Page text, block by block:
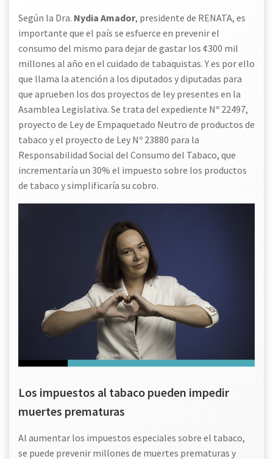
Según la Dra. Nydia Amador, presidente de RENATA, es
importante que el país se esfuerce en prevenir el
consumo del mismo para dejar de gastar los ¢300 mil
millones al año en el cuidado de tabaquistas. Y es por ello
que llama la atención a los diputados y diputadas para
que aprueben los dos proyectos de ley presentes en la
Asamblea Legislativa. Se trata del expediente Nº 22497,
proyecto de Ley de Empaquetado Neutro de productos de
tabaco y el proyecto de Ley Nº 23880 para la
Responsabilidad Social del Consumo del Tabaco, que
incrementaría un 30% el impuesto sobre los productos
de tabaco y simplificaría su cobro.
Los impuestos al tabaco pueden impedir
muertes prematuras
Al aumentar los impuestos especiales sobre el tabaco,
se puede prevenir millones de muertes prematuras y